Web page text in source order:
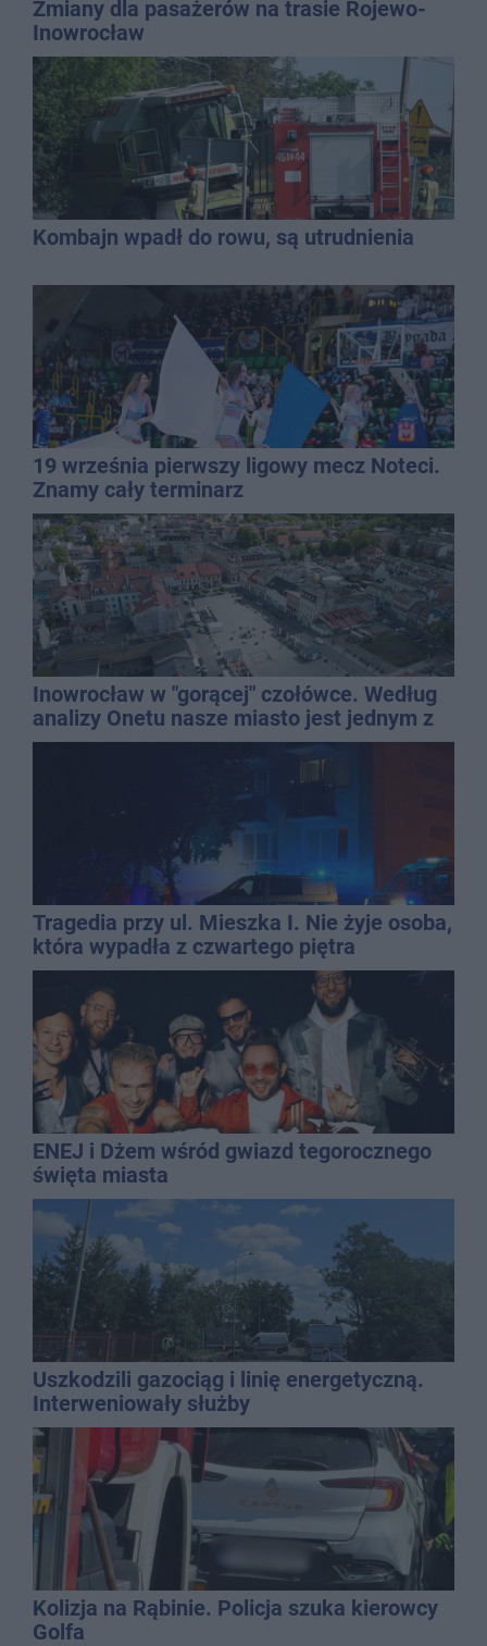
Zmiany dla pasażerów na trasie Rojewo-
Inowrocław
Kombajn wpadł do rowu, są utrudnienia
19 września pierwszy ligowy mecz Noteci.
Znamy cały terminarz
Inowrocław w "gorącej" czołówce. Według
analizy Onetu nasze miasto jest jednym z
najbardziej narażonych na upały
Tragedia przy ul. Mieszka I. Nie żyje osoba,
która wypadła z czwartego piętra
ENEJ i Dżem wśród gwiazd tegorocznego
święta miasta
Uszkodzili gazociąg i linię energetyczną.
Interweniowały służby
Kolizja na Rąbinie. Policja szuka kierowcy
Golfa